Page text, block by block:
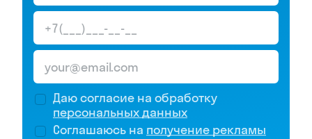
Даю согласие на обработку
персональных данных
Соглашаюсь на получение рекламы